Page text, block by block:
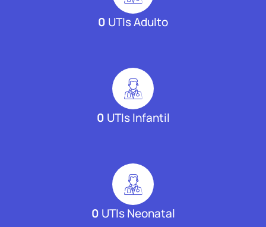
0 UTIs Adulto
0 UTIs Infantil
0 UTIs Neonatal